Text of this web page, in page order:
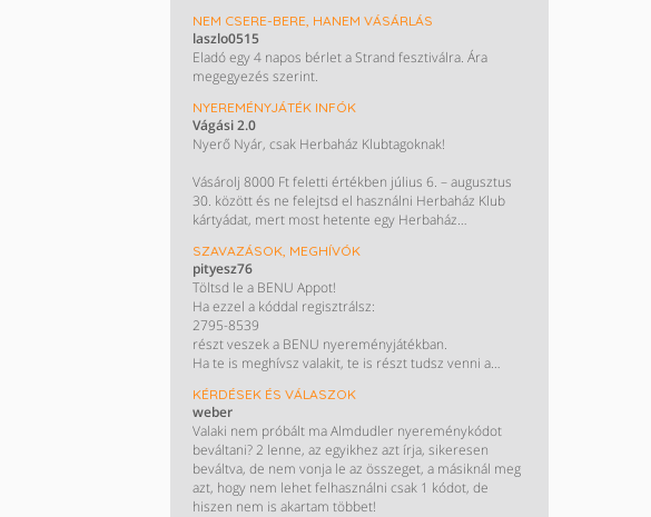
NEM CSERE-BERE, HANEM VÁSÁRLÁS
laszlo0515
Eladó egy 4 napos bérlet a Strand fesztiválra. Ára
megegyezés szerint.
NYEREMÉNYJÁTÉK INFÓK
Vágási 2.0
Nyerő Nyár, csak Herbaház Klubtagoknak!
Vásárolj 8000 Ft feletti értékben július 6. – augusztus
30. között és ne felejtsd el használni Herbaház Klub
kártyádat, mert most hetente egy Herbaház
Ha legalább háromszor vásárolsz 8000 Ft felett július
6. és augusztus 30. között, tiéd lehet a főnyeremény:
A 100 000 Ft-os Herbaház bevásárlás! Kisorsolunk egy
30 000 és egy 50 000 Ft értékben levásárolható
ajándékkártyát is. Így könnyű spórolni!
SZAVAZÁSOK, MEGHÍVÓK
pityesz76
Töltsd le a BENU Appot!
Ha ezzel a kóddal regisztrálsz:
2795-8539
részt veszek a BENU nyereményjátékban.
Ha te is meghívsz valakit, te is részt tudsz venni a
Letöltés és részletek:
https://onelink.to/a4722n
KÉRDÉSEK ÉS VÁLASZOK
weber
Valaki nem próbált ma Almdudler nyereménykódot
beváltani? 2 lenne, az egyikhez azt írja, sikeresen
beváltva, de nem vonja le az összeget, a másiknál meg
azt, hogy nem lehet felhasználni csak 1 kódot, de
hiszen nem is akartam többet!